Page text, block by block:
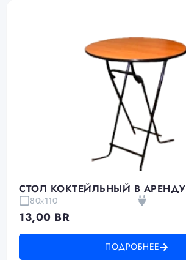
СТОЛ КОКТЕЙЛЬНЫЙ В АРЕНДУ
80х110
13,00 BR
ПОДРОБНЕЕ